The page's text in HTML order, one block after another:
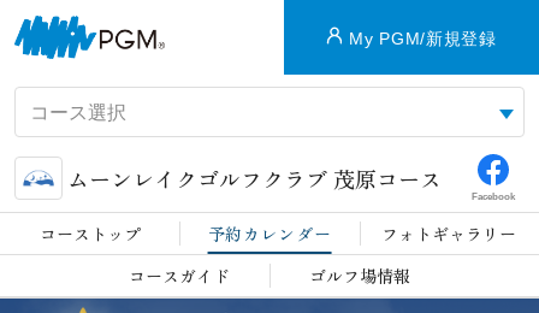
My PGM/新規登録
ムーンレイクゴルフクラブ 茂原コース
Facebook
コーストップ 予約カレンダー
フォトギャラリー
コースガイド
ゴルフ場情報